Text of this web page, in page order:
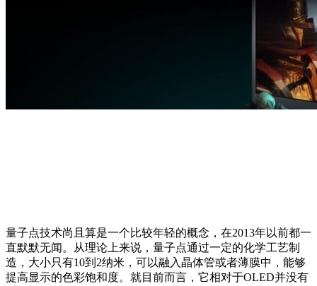
量子点技术尚且算是一个比较年轻的概念，在2013年以前都一
直默默无闻。从理论上来说，量子点通过一定的化学工艺制
造，大小只有10到2纳米，可以融入晶体管或者薄膜中，能够
提高显示的色彩饱和度。就目前而言，它相对于OLED并没有